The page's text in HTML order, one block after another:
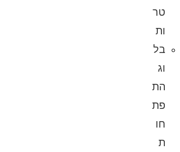
טר
ות
בל
וג
הת
פת
חו
ת